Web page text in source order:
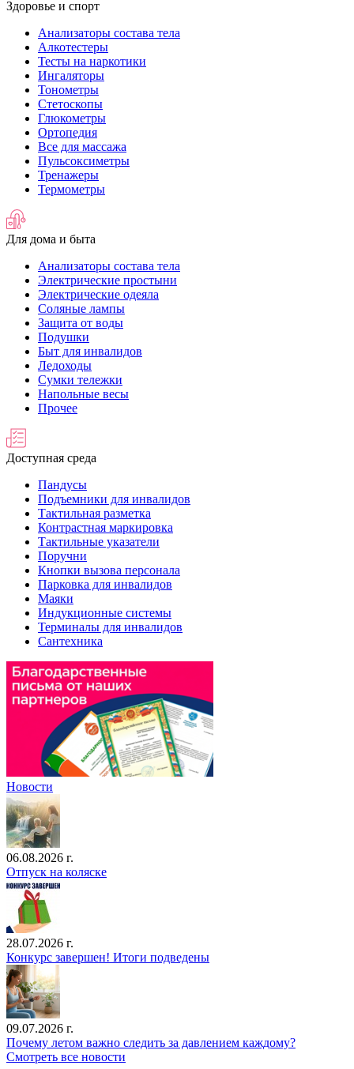
Здоровье и спорт
Анализаторы состава тела
Алкотестеры
Тесты на наркотики
Ингаляторы
Тонометры
Стетоскопы
Глюкометры
Ортопедия
Все для массажа
Пульсоксиметры
Тренажеры
Термометры
Для дома и быта
Анализаторы состава тела
Электрические простыни
Электрические одеяла
Соляные лампы
Защита от воды
Подушки
Быт для инвалидов
Ледоходы
Сумки тележки
Напольные весы
Прочее
Доступная среда
Пандусы
Подъемники для инвалидов
Тактильная разметка
Контрастная маркировка
Тактильные указатели
Поручни
Кнопки вызова персонала
Парковка для инвалидов
Маяки
Индукционные системы
Терминалы для инвалидов
Сантехника
Новости
06.08.2026 г.
Отпуск на коляске
28.07.2026 г.
Конкурс завершен! Итоги подведены
09.07.2026 г.
Почему летом важно следить за давлением каждому?
Смотреть все новости